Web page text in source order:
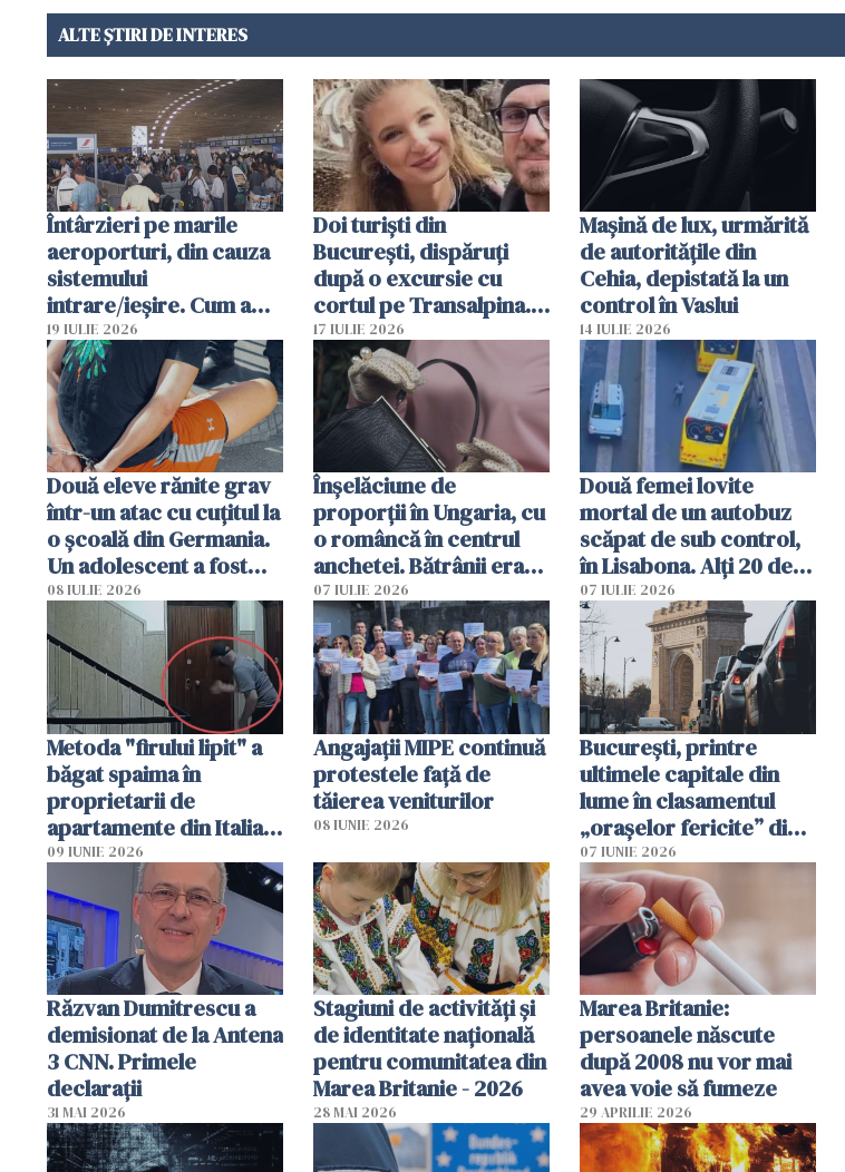
ALTE ȘTIRI DE INTERES
Întârzieri pe marile
aeroporturi, din cauza
sistemului
intrare/ieșire. Cum a
ajuns o femeie să fie
arestată în Cluj-Napoca
19 IULIE 2026
Doi turiști din
București, dispăruți
după o excursie cu
cortul pe Transalpina.
Poliția și familia îi caută
17 IULIE 2026
Mașină de lux, urmărită
de autoritățile din
Cehia, depistată la un
control în Vaslui
14 IULIE 2026
Două eleve rănite grav
într-un atac cu cuțitul la
o școală din Germania.
Un adolescent a fost
arestat
08 IULIE 2026
Înșelăciune de
proporții în Ungaria, cu
o româncă în centrul
anchetei. Bătrânii erau
puși să lase la poartă
genți cu aur și bani
07 IULIE 2026
Două femei lovite
mortal de un autobuz
scăpat de sub control,
în Lisabona. Alți 20 de
oameni sunt răniți
07 IULIE 2026
Metoda "firului lipit" a
băgat spaima în
proprietarii de
apartamente din Italia.
Poliția, sesizată
09 IUNIE 2026
Angajaţii MIPE continuă
protestele faţă de
tăierea veniturilor
08 IUNIE 2026
București, printre
ultimele capitale din
lume în clasamentul
„orașelor fericite” din
2026
07 IUNIE 2026
Răzvan Dumitrescu a
demisionat de la Antena
3 CNN. Primele
declarații
31 MAI 2026
Stagiuni de activități și
de identitate națională
pentru comunitatea din
Marea Britanie - 2026
28 MAI 2026
Marea Britanie:
persoanele născute
după 2008 nu vor mai
avea voie să fumeze
29 APRILIE 2026